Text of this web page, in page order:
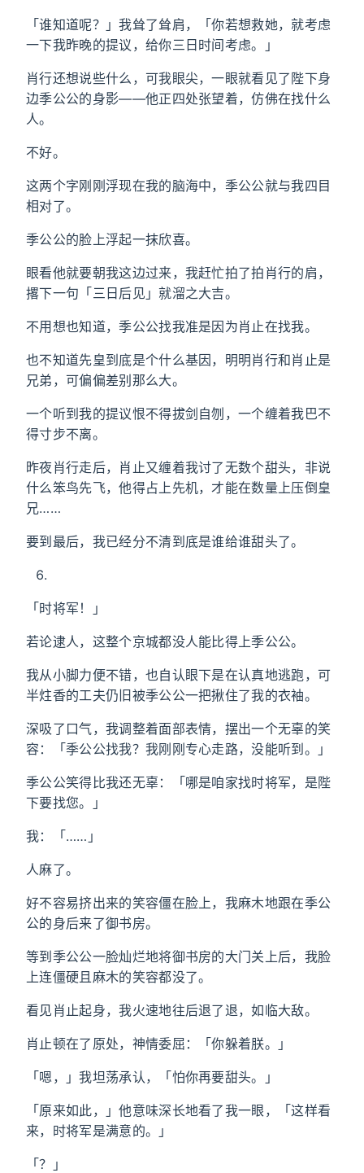
「谁知道呢？」我耸了耸肩，「你若想救她，就考虑
一下我昨晚的提议，给你三日时间考虑。」
肖行还想说些什么，可我眼尖，一眼就看见了陛下身
边季公公的身影——他正四处张望着，仿佛在找什么
人。
不好。
这两个字刚刚浮现在我的脑海中，季公公就与我四目
相对了。
季公公的脸上浮起一抹欣喜。
眼看他就要朝我这边过来，我赶忙拍了拍肖行的肩，
撂下一句「三日后见」就溜之大吉。
不用想也知道，季公公找我准是因为肖止在找我。
也不知道先皇到底是个什么基因，明明肖行和肖止是
兄弟，可偏偏差别那么大。
一个听到我的提议恨不得拔剑自刎，一个缠着我巴不
得寸步不离。
昨夜肖行走后，肖止又缠着我讨了无数个甜头，非说
什么笨鸟先飞，他得占上先机，才能在数量上压倒皇
兄……
要到最后，我已经分不清到底是谁给谁甜头了。
「时将军！」
若论逮人，这整个京城都没人能比得上季公公。
我从小脚力便不错，也自认眼下是在认真地逃跑，可
半炷香的工夫仍旧被季公公一把揪住了我的衣袖。
深吸了口气，我调整着面部表情，摆出一个无辜的笑
容：「季公公找我？我刚刚专心走路，没能听到。」
季公公笑得比我还无辜：「哪是咱家找时将军，是陛
下要找您。」
我：「……」
人麻了。
好不容易挤出来的笑容僵在脸上，我麻木地跟在季公
公的身后来了御书房。
等到季公公一脸灿烂地将御书房的大门关上后，我脸
上连僵硬且麻木的笑容都没了。
看见肖止起身，我火速地往后退了退，如临大敌。
肖止顿在了原处，神情委屈：「你躲着朕。」
「嗯，」我坦荡承认，「怕你再要甜头。」
「原来如此，」他意味深长地看了我一眼，「这样看
来，时将军是满意的。」
「？」